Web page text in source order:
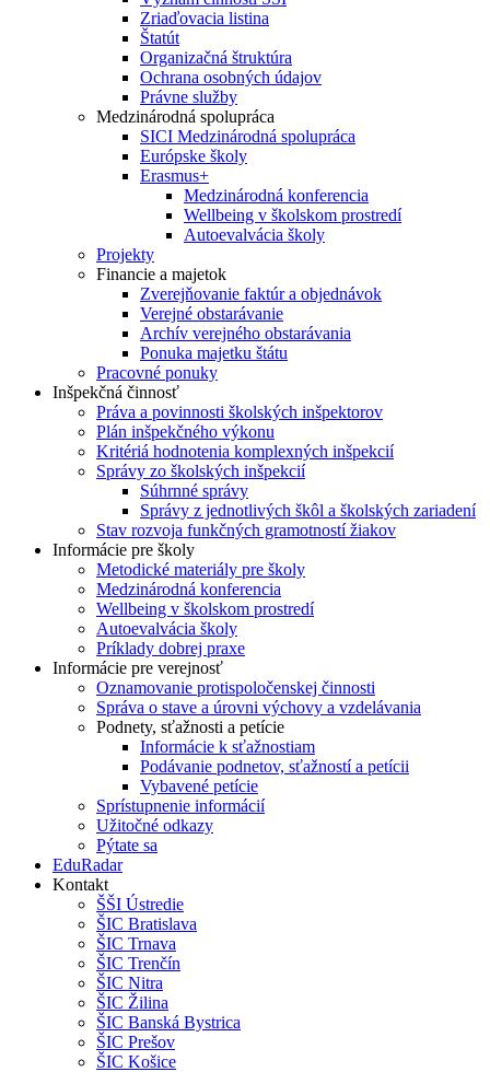
Zriaďovacia listina
Štatút
Organizačná štruktúra
Ochrana osobných údajov
Právne služby
Medzinárodná spolupráca
SICI Medzinárodná spolupráca
Európske školy
Erasmus+
Medzinárodná konferencia
Wellbeing v školskom prostredí
Autoevalvácia školy
Projekty
Financie a majetok
Zverejňovanie faktúr a objednávok
Verejné obstarávanie
Archív verejného obstarávania
Ponuka majetku štátu
Pracovné ponuky
Inšpekčná činnosť
Práva a povinnosti školských inšpektorov
Plán inšpekčného výkonu
Kritériá hodnotenia komplexných inšpekcií
Správy zo školských inšpekcií
Súhrnné správy
Správy z jednotlivých škôl a školských zariadení
Stav rozvoja funkčných gramotností žiakov
Informácie pre školy
Metodické materiály pre školy
Medzinárodná konferencia
Wellbeing v školskom prostredí
Autoevalvácia školy
Príklady dobrej praxe
Informácie pre verejnosť
Oznamovanie protispoločenskej činnosti
Správa o stave a úrovni výchovy a vzdelávania
Podnety, sťažnosti a petície
Informácie k sťažnostiam
Podávanie podnetov, sťažností a petícii
Vybavené petície
Sprístupnenie informácií
Užitočné odkazy
Pýtate sa
EduRadar
Kontakt
ŠŠI Ústredie
ŠIC Bratislava
ŠIC Trnava
ŠIC Trenčín
ŠIC Nitra
ŠIC Žilina
ŠIC Banská Bystrica
ŠIC Prešov
ŠIC Košice